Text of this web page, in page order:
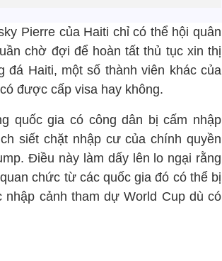
Pierre của Haiti chỉ có thể hội quân
chờ đợi để hoàn tất thủ tục xin thị
đá Haiti, một số thành viên khác của
được cấp visa hay không.
quốc gia có công dân bị cấm nhập
siết chặt nhập cư của chính quyền
Điều này làm dấy lên lo ngại rằng
chức từ các quốc gia đó có thể bị
cảnh tham dự World Cup dù có